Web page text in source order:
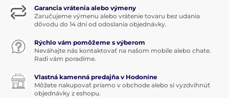
Garancia vrátenia alebo výmeny
Zaručujeme výmenu alebo vrátenie tovaru bez udania
dôvodu do 14 dní od odoslania objednávky.
Rýchlo vám pomôžeme s výberom
Neváhajte nás kontaktovať na našom mobile alebo chate.
Radi vám poradíme.
Vlastná kamenná predajňa v Hodoníne
Môžete nakupovať priamo v obchode alebo si vyzdvihnúť
objednávky z eshopu.